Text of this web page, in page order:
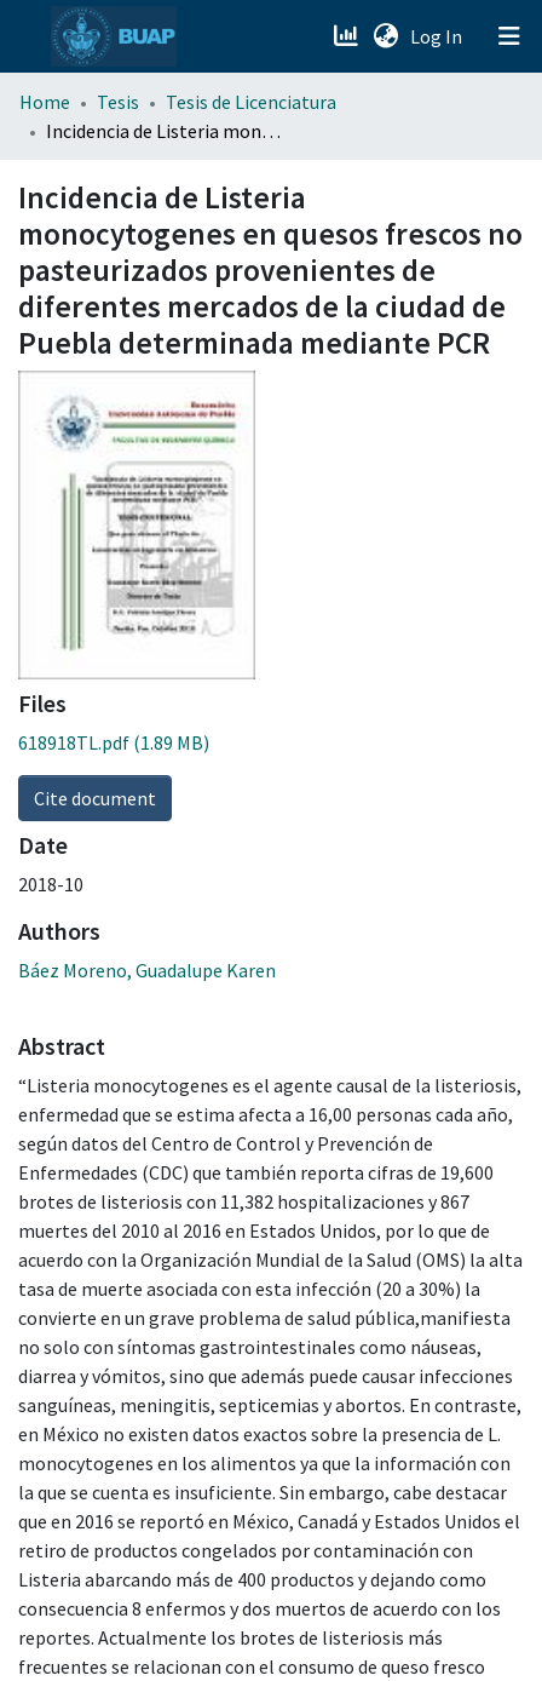
Log In (current)
menu.section.about_menu
Home Tesis
Tesis de Licenciatura
Incidencia de Listeria monocytogenes en quesos frescos no pasteurizados provenientes de diferentes mercados de la ciudad de Puebla determinada mediante PCR
Incidencia de Listeria
monocytogenes en quesos frescos no
pasteurizados provenientes de
diferentes mercados de la ciudad de
Puebla determinada mediante PCR
Files
618918TL.pdf (1.89 MB)
Cite document
Date
2018-10
Authors
Báez Moreno, Guadalupe Karen
Abstract
“Listeria monocytogenes es el agente causal de la listeriosis,
enfermedad que se estima afecta a 16,00 personas cada año,
según datos del Centro de Control y Prevención de
Enfermedades (CDC) que también reporta cifras de 19,600
brotes de listeriosis con 11,382 hospitalizaciones y 867
muertes del 2010 al 2016 en Estados Unidos, por lo que de
acuerdo con la Organización Mundial de la Salud (OMS) la alta
tasa de muerte asociada con esta infección (20 a 30%) la
convierte en un grave problema de salud pública,manifiesta
no solo con síntomas gastrointestinales como náuseas,
diarrea y vómitos, sino que además puede causar infecciones
sanguíneas, meningitis, septicemias y abortos. En contraste,
en México no existen datos exactos sobre la presencia de L.
monocytogenes en los alimentos ya que la información con
la que se cuenta es insuficiente. Sin embargo, cabe destacar
que en 2016 se reportó en México, Canadá y Estados Unidos el
retiro de productos congelados por contaminación con
Listeria abarcando más de 400 productos y dejando como
consecuencia 8 enfermos y dos muertos de acuerdo con los
reportes. Actualmente los brotes de listeriosis más
frecuentes se relacionan con el consumo de queso fresco